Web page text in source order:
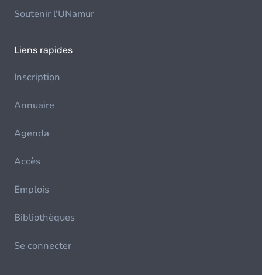
Soutenir l'UNamur
Liens rapides
Inscription
Annuaire
Agenda
Accès
Emplois
Bibliothèques
Se connecter